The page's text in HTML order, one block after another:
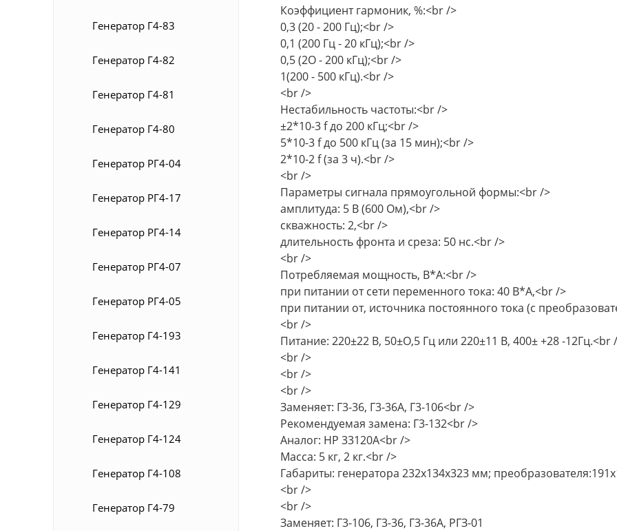
Генератор Г4-83
Генератор Г4-82
Генератор Г4-81
Генератор Г4-80
Генератор РГ4-04
Генератор РГ4-17
Генератор РГ4-14
Генератор РГ4-07
Генератор РГ4-05
Генератор Г4-193
Генератор Г4-141
Генератор Г4-129
Генератор Г4-124
Генератор Г4-108
Генератор Г4-79
Коэффициент гармоник, %:<br />
0,3 (20 - 200 Гц);<br />
0,1 (200 Гц - 20 кГц);<br />
0,5 (2О - 200 кГц);<br />
1(200 - 500 кГц).<br />
<br />
Нестабильность частоты:<br />
±2*10-3 f до 200 кГц;<br />
5*10-3 f до 500 кГц (за 15 мин);<br />
2*10-2 f (за 3 ч).<br />
<br />
Параметры сигнала прямоугольной формы:<br />
амплитуда: 5 В (600 Ом),<br />
скважность: 2,<br />
длительность фронта и среза: 50 нс.<br />
<br />
Потребляемая мощность, В*А:<br />
при питании от сети переменного тока: 40 В*А,<br />
при питании от, источника постоянного тока (с
<br />
Питание: 220±22 В, 50±О,5 Гц или 220±11 В, 400± +28 -12Гц.<br
<br />
<br />
<br />
Заменяет: Г3-36, Г3-36А, Г3-106<br />
Рекомендуемая замена: Г3-132<br />
Аналог: HP 33120A<br />
Масса: 5 кг, 2 кг.<br />
Габариты: генератора 232х134х323 мм;
<br />
<br />
Заменяет: Г3-106, Г3-36, Г3-36А, РГЗ-01